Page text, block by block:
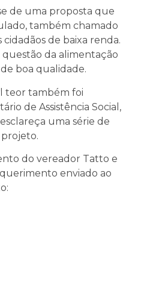
de uma proposta que
também chamado
cidadãos de baixa renda.
da alimentação
boa qualidade.
teor também foi
de Assistência Social,
uma série de
do vereador Tatto e
enviado ao